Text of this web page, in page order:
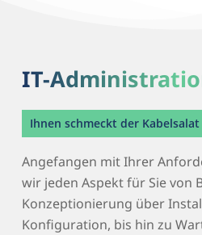
IT-
Ihnen schmeckt der
Angefangen mit Ihrer
wir jeden Aspekt für Sie von
Konzeptionierung über
Konfiguration, bis hin zu